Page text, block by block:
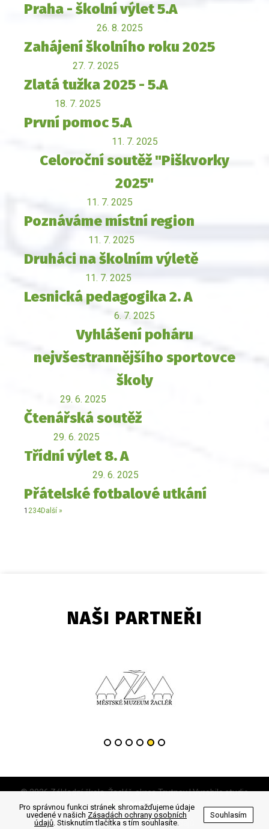
Praha - školní výlet 5.A
26. 8. 2025
Zahájení školního roku 2025
27. 7. 2025
Zlatá tužka 2025 - 5.A
18. 7. 2025
První pomoc 5.A
11. 7. 2025
Celoroční soutěž "Piškvorky
2025"
11. 7. 2025
Poznáváme místní region
11. 7. 2025
Druháci na školním výletě
11. 7. 2025
Lesnická pedagogika 2. A
6. 7. 2025
Vyhlášení poháru
nejvšestrannějšího sportovce
školy
29. 6. 2025
Čtenářská soutěž
29. 6. 2025
Třídní výlet 8. A
29. 6. 2025
Přátelské fotbalové utkání
1 234Další »
NAŠI PARTNEŘI
© 2026 Základní škola, Žacléř, okres Trutnov | Vyrobilo studio
Zásady ochrany osobních údajů
Pro správnou funkci stránek shromažďujeme údaje
uvedené v našich Zásadách ochrany osobních
údajů. Stisknutím tlačítka s tím souhlasíte.
Souhlasím